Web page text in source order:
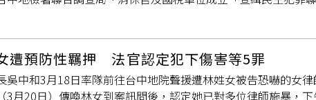
查訪，由台中市政府經發局及法治局消保官先到東興市場及
目前合計已
成實地訪查，將持續擴大查核範圍，強化市場監測機制。3日下
，會同台中調查處、航業調查處、消費者保護處、公平交易委
價或哄抬價格的狀況。部分攤商、塑膠袋銷售商確實反映，上
遭預防性羈押 法官認定犯下傷害等5罪
吳中和3月18日率隊前往台中地院聲援遭林姓女被告恐嚇的女
3月20日）傳喚林女到案訊問後，認定她已對多位律師施暴，